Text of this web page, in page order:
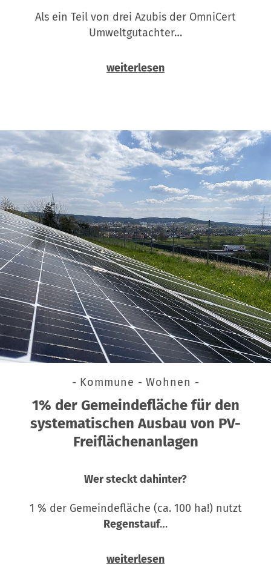
Als ein Teil von drei Azubis der OmniCert
Umweltgutachter…
weiterlesen
- Kommune - Wohnen -
1% der Gemeindefläche für den
systematischen Ausbau von PV-
Freiflächenanlagen
Wer steckt dahinter?
1 % der Gemeindefläche (ca. 100 ha!) nutzt
Regenstauf…
weiterlesen